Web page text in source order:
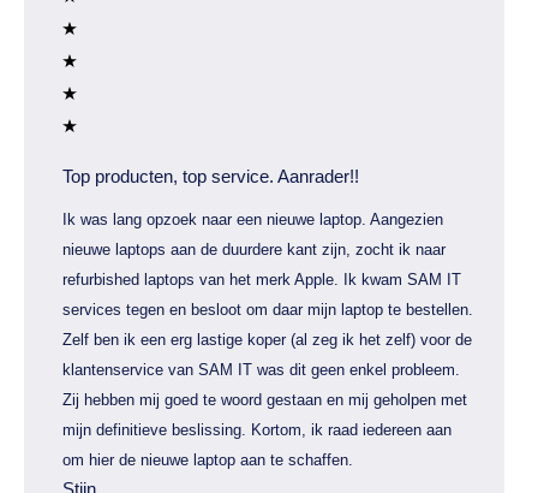
Top producten, top service. Aanrader!!
Ik was lang opzoek naar een nieuwe laptop. Aangezien
nieuwe laptops aan de duurdere kant zijn, zocht ik naar
refurbished laptops van het merk Apple. Ik kwam SAM IT
services tegen en besloot om daar mijn laptop te bestellen.
Zelf ben ik een erg lastige koper (al zeg ik het zelf) voor de
klantenservice van SAM IT was dit geen enkel probleem.
Zij hebben mij goed te woord gestaan en mij geholpen met
mijn definitieve beslissing. Kortom, ik raad iedereen aan
om hier de nieuwe laptop aan te schaffen.
Stijn